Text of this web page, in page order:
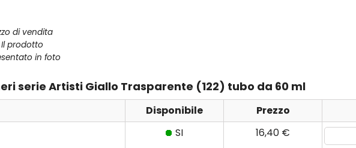
di vendita
prodotto
in foto
serie Artisti Giallo Trasparente (122) tubo da 60 ml
Disponibile Prezzo
SI 16,40 €